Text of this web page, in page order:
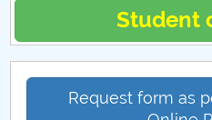
Student
Request form as